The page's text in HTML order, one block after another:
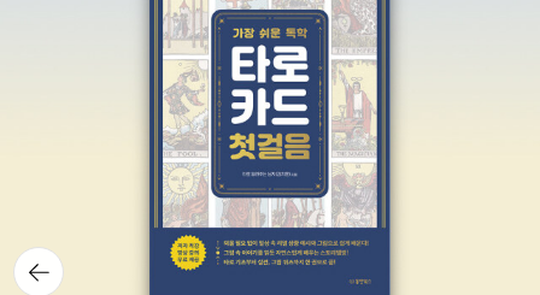
교적 새로운 곳들까지 종횡으로 넘나든다. 그렇게 도시들마다 간직해
온, 도시들의 역사적 경관을 둘러싼 이면을 들여다보니 뜻밖에도 거
기에는 한 번도 생각하지 못했던 다양한 이유와 배경, 맥락, 논리가 작
동하고 또 분출하고 있었다. 짧게는 몇백 년, 길게는 수천 년을 이어온
도시들에 쌓여 있는 숱한 역사의 집적물들 가운데 무엇을 남기고 보
존할 것인가를 둘러싼 결정의 이면에는 다양한 욕구와 욕망, 이해의
반영, 의도와 기획이 전제되어 있기도 하고, 또 때로는 누구도 의도하
지 않았으나 개인과 시민들의 인권과 자유의 추구를 향한 노력이 저
절로 만들어낸 것들이 존재하기도 한다. 오늘날에 그러한 것처럼 그
뒤로가
기